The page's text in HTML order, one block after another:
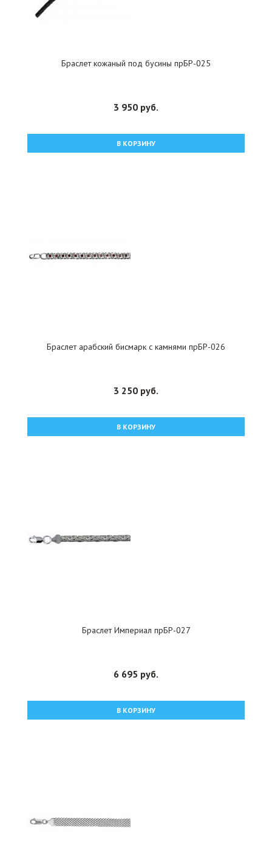
Браслет кожаный под бусины прБР-025
3 950 руб.
В КОРЗИНУ
Браслет арабский бисмарк с камнями прБР-026
3 250 руб.
В КОРЗИНУ
Браслет Империал прБР-027
6 695 руб.
В КОРЗИНУ